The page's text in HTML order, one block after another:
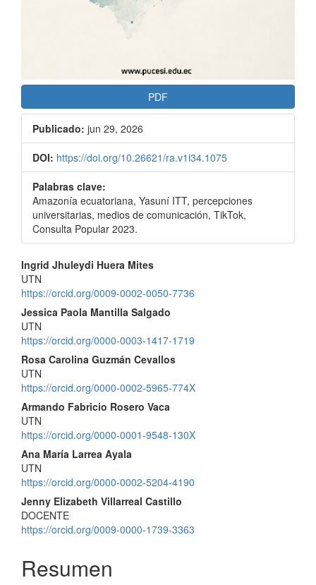
PDF
Publicado: jun 29, 2026
DOI: https://doi.org/10.26621/ra.v1i34.1075
Palabras clave:
Amazonía ecuatoriana, Yasuní ITT, percepciones
universitarias, medios de comunicación, TikTok,
Consulta Popular 2023.
Contenido
principal
del
artículo
Ingrid Jhuleydi Huera Mites
UTN
https://orcid.org/0009-0002-0050-7736
Jessica Paola Mantilla Salgado
UTN
https://orcid.org/0000-0003-1417-1719
Rosa Carolina Guzmán Cevallos
UTN
https://orcid.org/0000-0002-5965-774X
Armando Fabricio Rosero Vaca
UTN
https://orcid.org/0000-0001-9548-130X
Ana María Larrea Ayala
UTN
https://orcid.org/0000-0002-5204-4190
Jenny Elizabeth Villarreal Castillo
DOCENTE
https://orcid.org/0009-0000-1739-3363
Resumen